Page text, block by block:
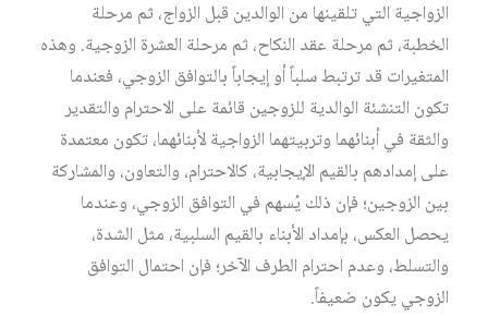
الزواجية التي تلقينها من الوالدين قبل الزواج، ثم مرحلة
الخطبة، ثم مرحلة عقد النكاح، ثم مرحلة العشرة الزوجية. وهذه
المتغيرات قد ترتبط سلباً أو إيجاباً بالتوافق الزوجي، فعندما
تكون التنشئة الوالدية للزوجين قائمة على الاحترام والتقدير
والثقة في أبنائهما وتربيتهما الزواجية لأبنائهما، تكون معتمدة
على إمدادهم بالقيم الإيجابية، كالاحترام، والتعاون، والمشاركة
بين الزوجين؛ فإن ذلك يُسهم في التوافق الزوجي، وعندما
يحصل العكس، بإمداد الأبناء بالقيم السلبية، مثل الشدة،
والتسلط، وعدم احترام الطرف الآخر؛ فإن احتمال التوافق
الزوجي يكون ضعيفاً.